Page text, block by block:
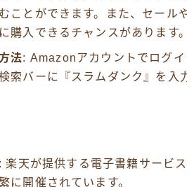
ことができます。また、セール
購入できるチャンスがあります。
法: Amazonアカウントでログ
索バーに『スラムダンク』を入
: 楽天が提供する電子書籍サービ
に開催されています。